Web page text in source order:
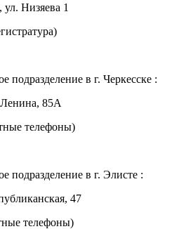
Низяева 1
подразделение в г. Черкесске :
Ленина, 85А
телефоны)
подразделение в г. Элисте :
47
телефоны)